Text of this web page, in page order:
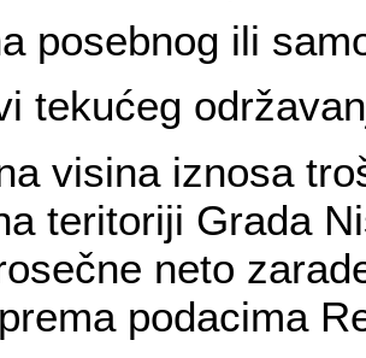
posebnog ili
tekućeg
visina iznosa
teritoriji Grada
neto
podacima